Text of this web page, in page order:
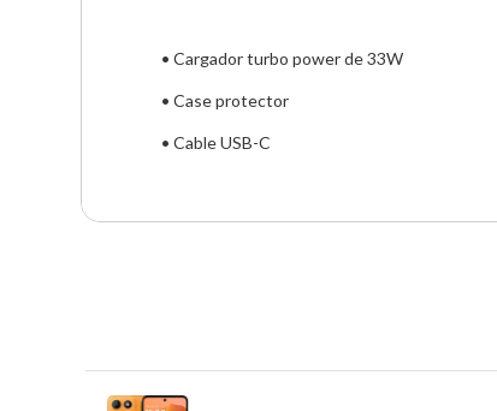
• Cargador turbo power de 33W
• Case protector
• Cable USB-C